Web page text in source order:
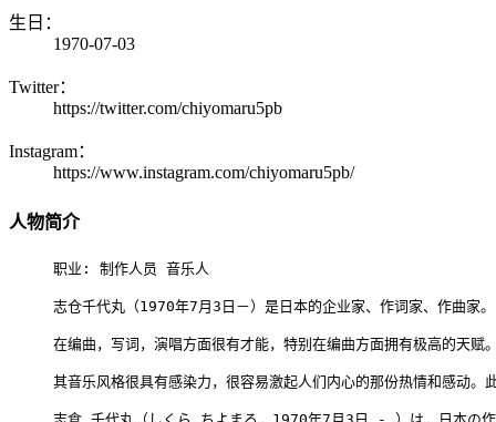
生日：
1970-07-03
Twitter：
https://twitter.com/chiyomaru5pb
Instagram：
https://www.instagram.com/chiyomaru5pb/
人物简介
职业: 制作人员 音乐人
志仓千代丸（1970年7月3日－）是日本的企业家、作词家、作曲家
在编曲，写词，演唱方面很有才能，特别在编曲方面拥有极高的天赋
其音乐风格很具有感染力，很容易激起人们内心的那份热情和感动